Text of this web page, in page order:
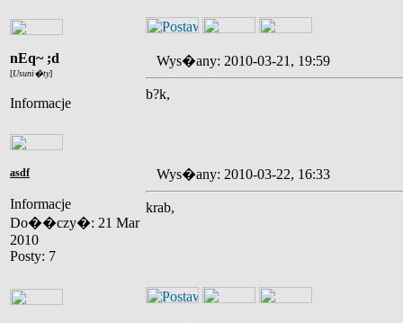
nEq~ ;d
[Usuni�ty]
Informacje
Wys�any: 2010-03-21, 19:59
b?k,
asdf
Informacje
Do��czy�: 21 Mar
2010
Posty: 7
Wys�any: 2010-03-22, 16:33
krab,